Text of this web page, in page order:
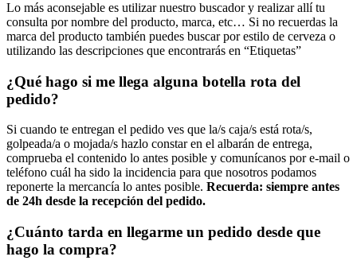
Lo más aconsejable es utilizar nuestro buscador y realizar allí tu
consulta por nombre del producto, marca, etc… Si no recuerdas la
marca del producto también puedes buscar por estilo de cerveza o
utilizando las descripciones que encontrarás en “Etiquetas”
¿Qué hago si me llega alguna botella rota del
pedido?
Si cuando te entregan el pedido ves que la/s caja/s está rota/s,
golpeada/a o mojada/s hazlo constar en el albarán de entrega,
comprueba el contenido lo antes posible y comunícanos por e-mail o
teléfono cuál ha sido la incidencia para que nosotros podamos
reponerte la mercancía lo antes posible. Recuerda: siempre antes
de 24h desde la recepción del pedido.
¿Cuánto tarda en llegarme un pedido desde que
hago la compra?